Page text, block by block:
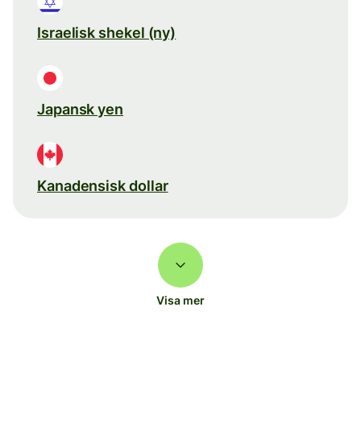
Israelisk shekel (ny)
Japansk yen
Kanadensisk dollar
Visa mer